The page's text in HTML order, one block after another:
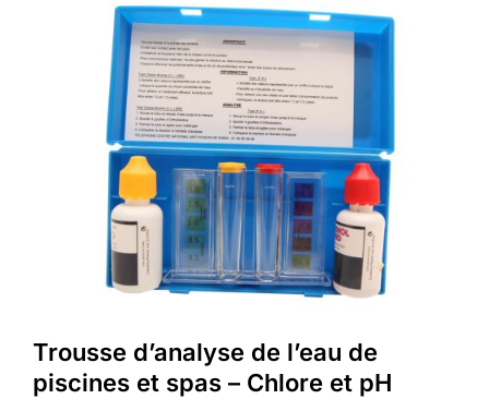
Trousse d’analyse de l’eau de
piscines et spas – Chlore et pH